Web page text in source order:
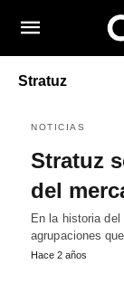
Stratuz
NOTICIAS
Stratuz
del
En la historia
agrupaciones
Hace 2 años